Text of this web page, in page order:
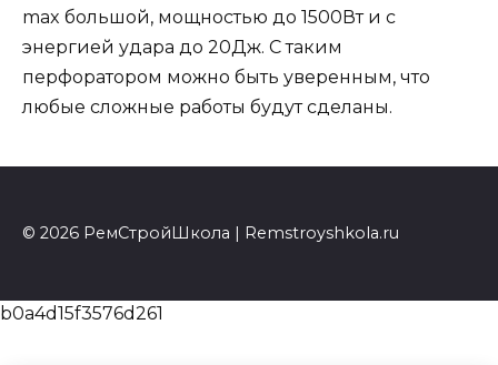
max большой, мощностью до 1500Вт и с
энергией удара до 20Дж. С таким
перфоратором можно быть уверенным, что
любые сложные работы будут сделаны.
© 2026 РемСтройШкола | Remstroyshkola.ru
b0a4d15f3576d261